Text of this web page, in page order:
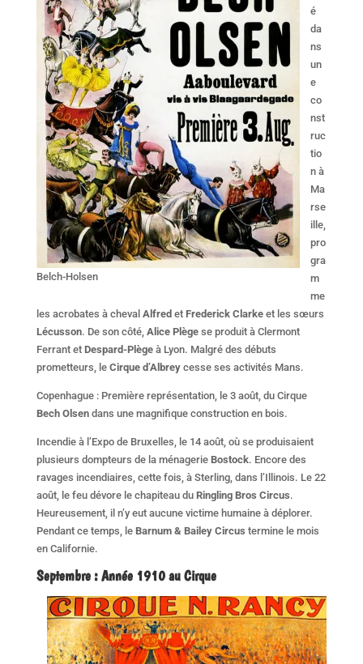
Belch-Holsen
é
da
ns
un
e
co
nst
ruc
tio
n à
Ma
rse
ille,
pro
gra
m
me
les acrobates à cheval Alfred et Frederick Clarkeet les sœurs
Lécusson. De son côté, Alice Plègese produit à Clermont
Ferrant et Despard-Plègeà Lyon. Malgré des débuts
prometteurs, le Cirque d’Albreycesse ses activités Mans.
Copenhague : Première représentation, le 3 août, du Cirque
Bech Olsendans une magnifique construction en bois.
Incendie à l’Expo de Bruxelles, le 14 août, où se produisaient
plusieurs dompteurs de la ménagerie Bostock. Encore des
ravages incendiaires, cette fois, à Sterling, dans l’Illinois. Le 22
août, le feu dévore le chapiteau du Ringling Bros Circus.
Heureusement, il n’y eut aucune victime humaine à déplorer.
Pendant ce temps, le Barnum & Bailey Circus termine le mois
en Californie.
Septembre:Année 1910 au Cirque